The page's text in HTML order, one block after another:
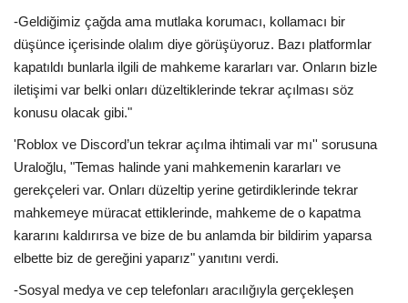
-Geldiğimiz çağda ama mutlaka korumacı, kollamacı bir
düşünce içerisinde olalım diye görüşüyoruz. Bazı platformlar
kapatıldı bunlarla ilgili de mahkeme kararları var. Onların bizle
iletişimi var belki onları düzeltiklerinde tekrar açılması söz
konusu olacak gibi."
'Roblox ve Discord’un tekrar açılma ihtimali var mı'' sorusuna
Uraloğlu, "Temas halinde yani mahkemenin kararları ve
gerekçeleri var. Onları düzeltip yerine getirdiklerinde tekrar
mahkemeye müracat ettiklerinde, mahkeme de o kapatma
kararını kaldırırsa ve bize de bu anlamda bir bildirim yaparsa
elbette biz de gereğini yaparız" yanıtını verdi.
-Sosyal medya ve cep telefonları aracılığıyla gerçekleşen